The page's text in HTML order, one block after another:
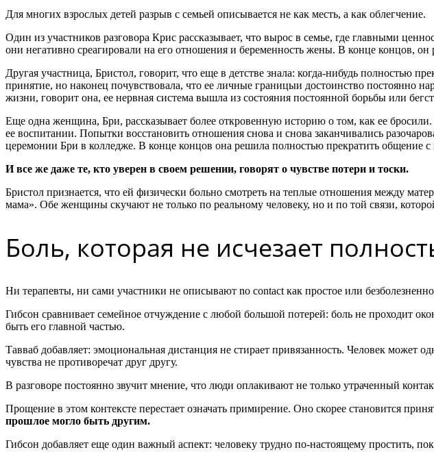
Для многих взрослых детей разрыв с семьей описывается не как месть, а как облегчение.
Один из участников разговора Крис рассказывает, что вырос в семье, где главными
они негативно среагировали на его отношения и беременность жены. В конце концов,
Другая участница, Бристол, говорит, что еще в детстве знала: когда-нибудь полностью
принятие, но наконец почувствовала, что ее личные границыи достоинство постоянно
жизни, говорит она, ее нервная система вышла из состояния постоянной борьбы или
Еще одна женщина, Бри, рассказывает более откровенную историю о том, как ее бросили.
ее воспитании. Попытки восстановить отношения снова и снова заканчивались
церемонии Бри в колледже. В конце концов она решила полностью прекратить общение с
И все же даже те, кто уверен в своем решении, говорят о чувстве потери и тоски.
Бристол признается, что ей физически больно смотреть на теплые отношения между
мама». Обе женщины скучают не только по реальному человеку, но и по той связи,
Боль, которая не исчезает
Ни терапевты, ни сами участники не описывают no contact как простое или
Гибсон сравнивает семейное отчуждение с любой большой потерей: боль не проходит
быть его главной частью.
Тавваб добавляет: эмоциональная дистанция не стирает привязанность. Человек
чувства не противоречат друг другу.
В разговоре постоянно звучит мнение, что люди оплакивают не только утраченный
Прощение в этом контексте перестает означать примирение. Оно скорее становится
прошлое могло быть другим.
Гибсон добавляет еще один важный аспект: человеку трудно по-настоящему простить,